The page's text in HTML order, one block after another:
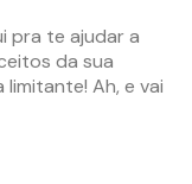
pra te ajudar a
da sua
Ah, e vai